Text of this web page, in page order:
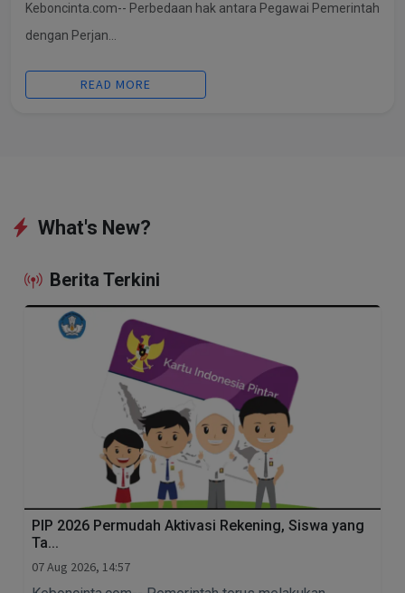
Keboncinta.com-- Perbedaan hak antara Pegawai Pemerintah
dengan Perjan...
READ MORE
What's New?
Berita Terkini
PIP 2026 Permudah Aktivasi Rekening, Siswa yang
Ta...
07 Aug 2026, 14:57